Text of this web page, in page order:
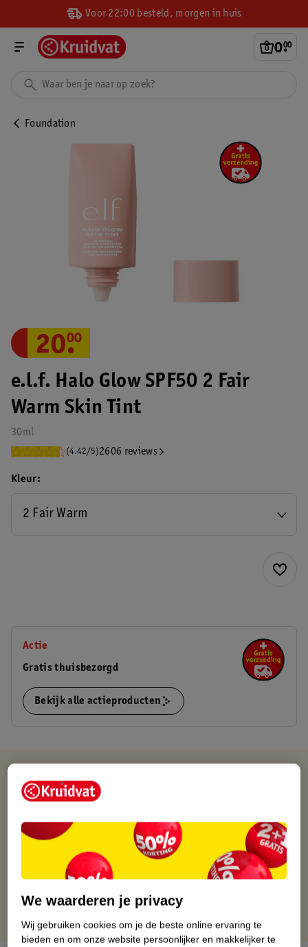
Voor 22:00 besteld, morgen in huis
0.
00
Foundation
e.l.f. Halo Glow SPF50 2 Fair
Warm Skin Tint
30ml
(4.42/5)2606 reviews
20.
00
Kleur
2 Fair Warm
Actie
Gratis thuisbezorgd
Bekijk alle actieproducten
Kruidvat is altijd voordelig
Op werkdagen voor 22:00 uur besteld, volgende dag in huis
Gratis thuisbezorgd vanaf 50.00
Gratis retourneren binnen 30 dagen
Gratis punten met je Kruidvat kaart
We waarderen je privacy
Wij gebruiken cookies om je de beste online ervaring te
bieden en om onze website persoonlijker en makkelijker te